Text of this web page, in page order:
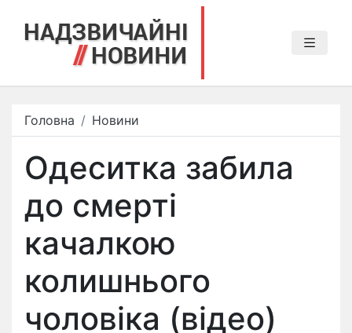
Головна Новини
Одеситка забила
до смерті
качалкою
колишнього
чоловіка (відео)